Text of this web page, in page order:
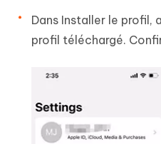
Dans Installer le profil,
profil téléchargé.